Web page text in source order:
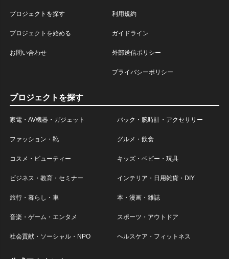
プロジェクトを探す
プロジェクトを始める
お問い合わせ
利用規約
ガイドライン
外部送信ポリシー
プライバシーポリシー
プロジェクトを探す
家電・AV機器・ガジェット バック・腕時計・アクセサリー
ファッション・靴 グルメ・飲食
コスメ・ビューティー キッズ・ベビー・玩具
ビジネス・教育・セミナー インテリア・日用雑貨・DIY
旅行・暮らし・車 本・漫画・雑誌
音楽・ゲーム・エンタメ スポーツ・アウトドア
社会貢献・ソーシャル・NPO ヘルスケア・フィットネス